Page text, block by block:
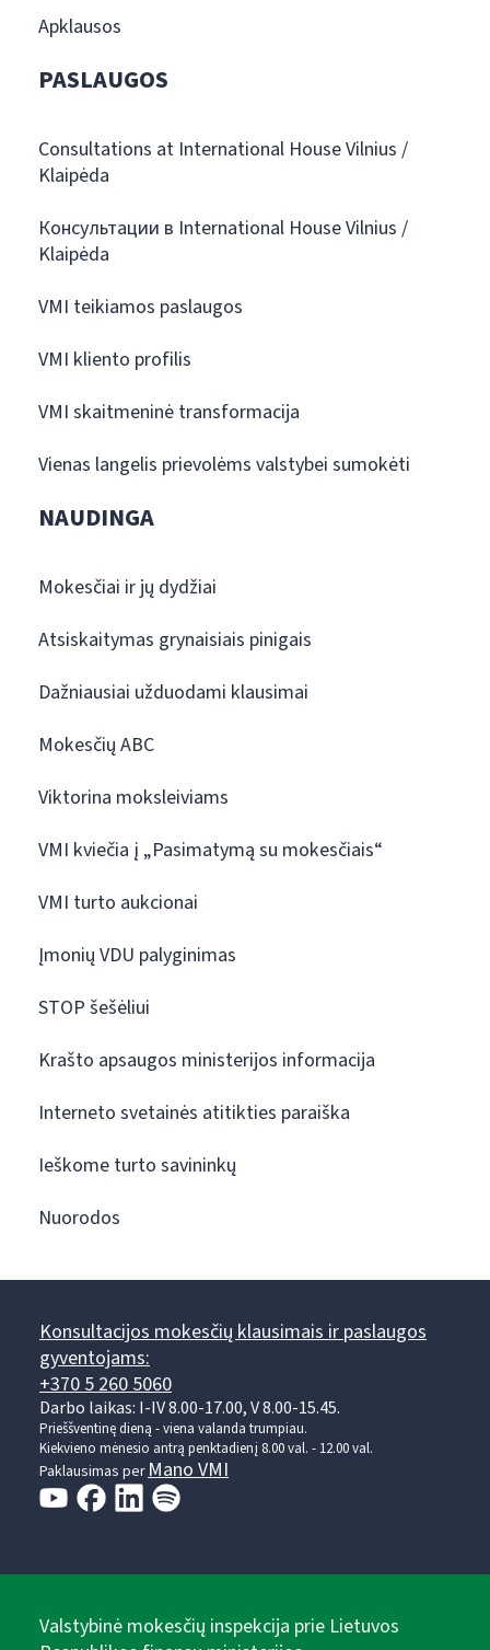
Apklausos
PASLAUGOS
Consultations at International House Vilnius /
Klaipėda
Консультации в International House Vilnius /
Klaipėda
VMI teikiamos paslaugos
VMI kliento profilis
VMI skaitmeninė transformacija
Vienas langelis prievolėms valstybei sumokėti
NAUDINGA
Mokesčiai ir jų dydžiai
Atsiskaitymas grynaisiais pinigais
Dažniausiai užduodami klausimai
Mokesčių ABC
Viktorina moksleiviams
VMI kviečia į „Pasimatymą su mokesčiais“
VMI turto aukcionai
Įmonių VDU palyginimas
STOP šešėliui
Krašto apsaugos ministerijos informacija
Interneto svetainės atitikties paraiška
Ieškome turto savininkų
Nuorodos
Konsultacijos mokesčių klausimais ir paslaugos
gyventojams:
+370 5 260 5060
Darbo laikas: I-IV 8.00-17.00, V 8.00-15.45.
Prieššventinę dieną - viena valanda trumpiau.
Kiekvieno mėnesio antrą penktadienį 8.00 val. - 12.00 val.
Paklausimas per Mano VMI
Valstybinė mokesčių inspekcija prie Lietuvos